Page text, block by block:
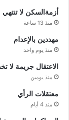
أزمةالسكن لا تنتهي
منذ 13 ساعة
مهددين بالإعدام
منذ يوم واحد
الاعتقال جريمة لا
منذ يومين
معتقلات الرأي
منذ 4 أيام